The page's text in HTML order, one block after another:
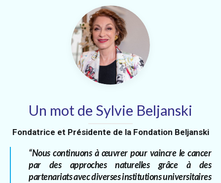
Un mot de Sylvie Beljanski
Fondatrice et Présidente de la Fondation Beljanski
“Nous continuons à œuvrer pour vaincre le cancer
par des approches naturelles grâce à des
partenariats avec diverses institutions universitaires